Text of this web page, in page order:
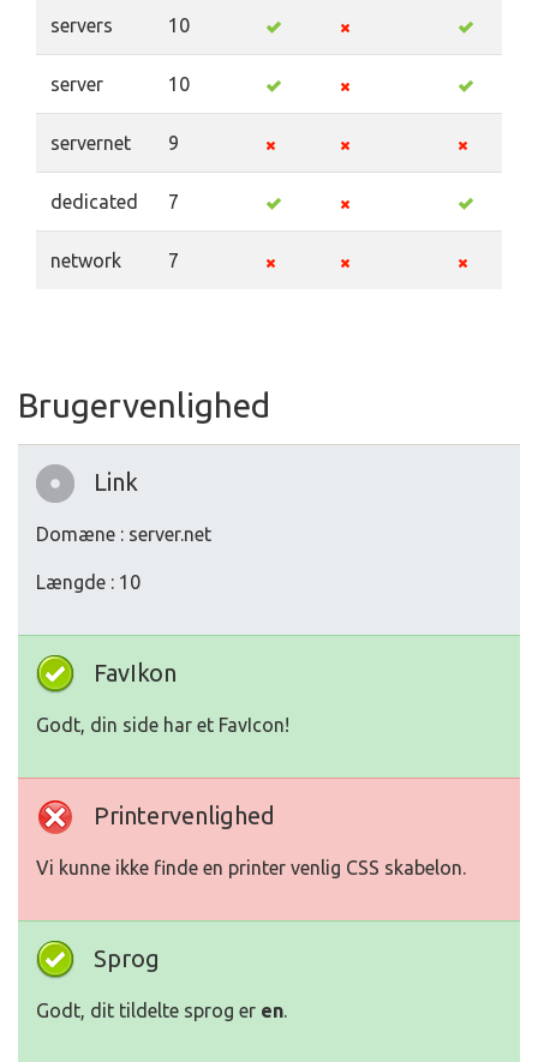
servers 10
server 10
servernet 9
dedicated 7
network 7
Brugervenlighed
Link
Domæne : server.net
Længde : 10
FavIkon
Godt, din side har et FavIcon!
Printervenlighed
Vi kunne ikke finde en printer venlig CSS skabelon.
Sprog
Godt, dit tildelte sprog er en.